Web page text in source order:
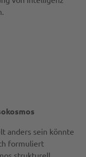
anders sein könnte
formuliert
strukturell